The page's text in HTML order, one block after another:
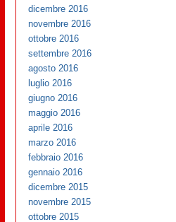
dicembre 2016
novembre 2016
ottobre 2016
settembre 2016
agosto 2016
luglio 2016
giugno 2016
maggio 2016
aprile 2016
marzo 2016
febbraio 2016
gennaio 2016
dicembre 2015
novembre 2015
ottobre 2015